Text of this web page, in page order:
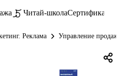
Читай-школаСертификаты
Реклама Управление